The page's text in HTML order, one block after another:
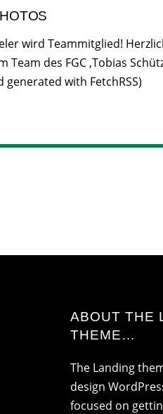
wird Teammitglied!
Team des FGC ,Tobias
generated with FetchRSS)
ABOUT THE
THEME…
The Landing
design
focused on